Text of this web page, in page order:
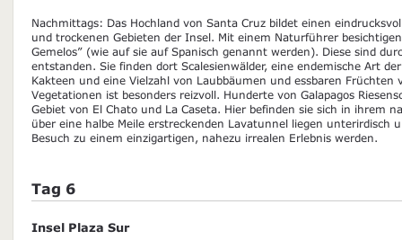
Nachmittags: Das Hochland von Santa Cruz bildet einen
und trockenen Gebieten der Insel. Mit einem Naturführer
Gemelos” (wie auf sie auf Spanisch genannt werden). Diese sind
entstanden. Sie finden dort Scalesienwälder, eine endemische Art
Kakteen und eine Vielzahl von Laubbäumen und essbaren Früchten
Vegetationen ist besonders reizvoll. Hunderte von Galapagos
Gebiet von El Chato und La Caseta. Hier befinden sie sich in ihrem
über eine halbe Meile erstreckenden Lavatunnel liegen unterirdisch
Besuch zu einem einzigartigen, nahezu irrealen Erlebnis werden.
Tag 6
Insel Plaza Sur